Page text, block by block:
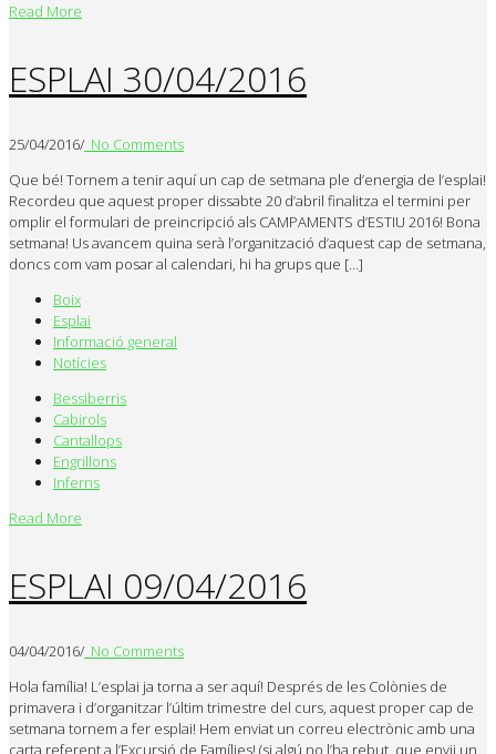
Read More
ESPLAI 30/04/2016
25/04/2016/ No Comments
Que bé! Tornem a tenir aquí un cap de setmana ple d’energia de l’esplai!
Recordeu que aquest proper dissabte 20 d’abril finalitza el termini per
omplir el formulari de preincripció als CAMPAMENTS d’ESTIU 2016! Bona
setmana! Us avancem quina serà l’organització d’aquest cap de setmana,
doncs com vam posar al calendari, hi ha grups que […]
Boix
Esplai
Informació general
Notícies
Bessiberris
Cabirols
Cantallops
Engrillons
Inferns
Read More
ESPLAI 09/04/2016
04/04/2016/ No Comments
Hola família! L’esplai ja torna a ser aquí! Després de les Colònies de
primavera i d’organitzar l’últim trimestre del curs, aquest proper cap de
setmana tornem a fer esplai! Hem enviat un correu electrònic amb una
carta referent a l’Excursió de Famílies! (si algú no l’ha rebut, que envii un